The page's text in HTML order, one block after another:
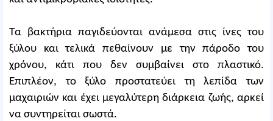
Τα βακτήρια παγιδεύονται ανάμεσα στις ίνες του
ξύλου και τελικά πεθαίνουν με την πάροδο του
χρόνου, κάτι που δεν συμβαίνει στο πλαστικό.
Επιπλέον, το ξύλο προστατεύει τη λεπίδα των
μαχαιριών και έχει μεγαλύτερη διάρκεια ζωής, αρκεί
να συντηρείται σωστά.